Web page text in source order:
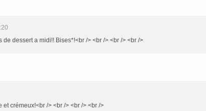
dessert a midi!! Bises*!<br /> <br /> <br /> <br />
crémeux!<br /> <br /> <br /> <br />